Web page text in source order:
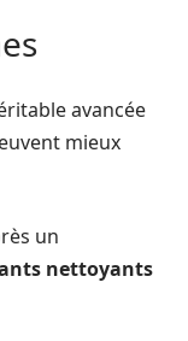
avancée
mieux
un
nettoyants